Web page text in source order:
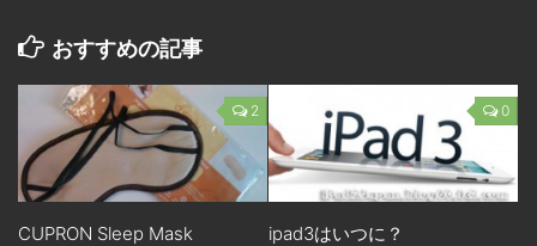
おすすめの記事
2
CUPRON Sleep Mask
0
ipad3はいつに？